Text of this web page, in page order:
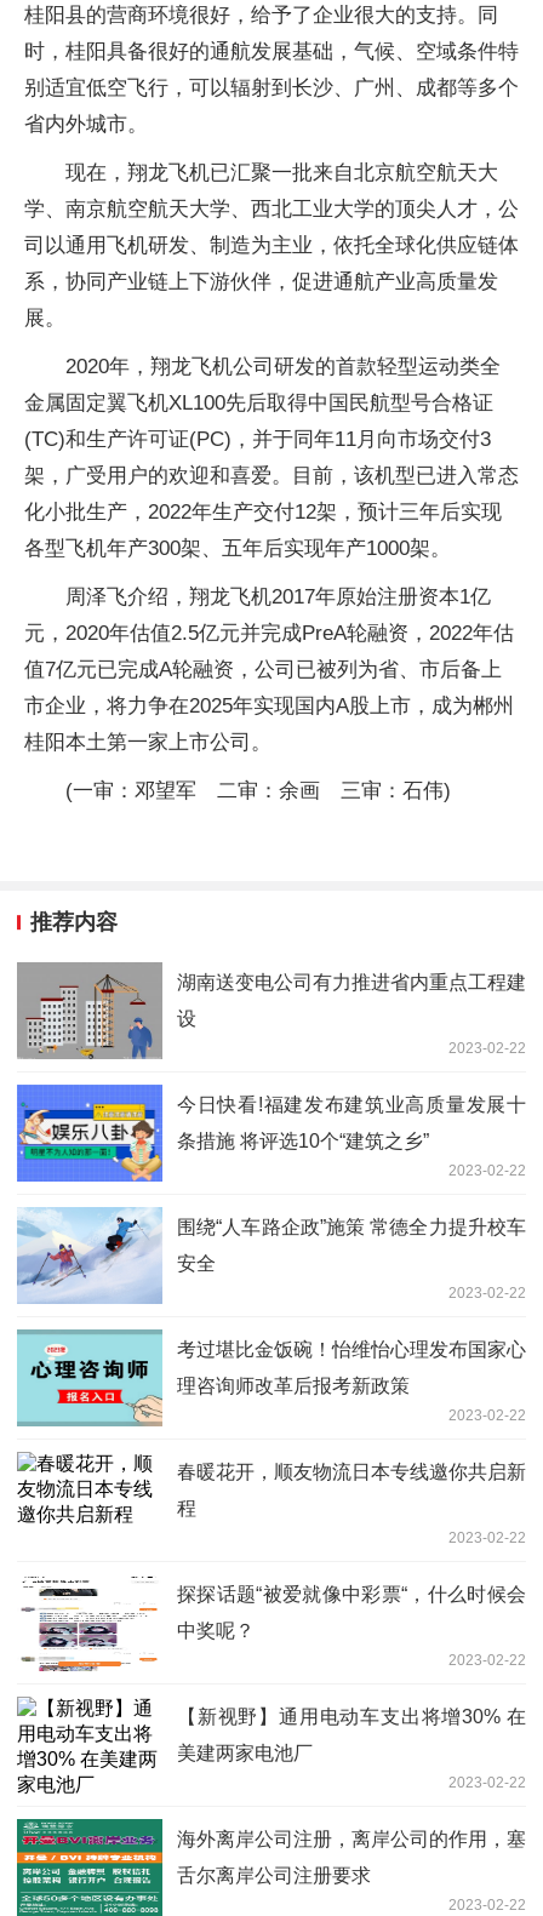
桂阳县的营商环境很好，给予了企业很大的支持。同
时，桂阳具备很好的通航发展基础，气候、空域条件特
别适宜低空飞行，可以辐射到长沙、广州、成都等多个
省内外城市。
现在，翔龙飞机已汇聚一批来自北京航空航天大
学、南京航空航天大学、西北工业大学的顶尖人才，公
司以通用飞机研发、制造为主业，依托全球化供应链体
系，协同产业链上下游伙伴，促进通航产业高质量发
展。
2020年，翔龙飞机公司研发的首款轻型运动类全
金属固定翼飞机XL100先后取得中国民航型号合格证
(TC)和生产许可证(PC)，并于同年11月向市场交付3
架，广受用户的欢迎和喜爱。目前，该机型已进入常态
化小批生产，2022年生产交付12架，预计三年后实现
各型飞机年产300架、五年后实现年产1000架。
周泽飞介绍，翔龙飞机2017年原始注册资本1亿
元，2020年估值2.5亿元并完成PreA轮融资，2022年估
值7亿元已完成A轮融资，公司已被列为省、市后备上
市企业，将力争在2025年实现国内A股上市，成为郴州
桂阳本土第一家上市公司。
(一审：邓望军 二审：余画 三审：石伟)
推荐内容
湖南送变电公司有力推进省内重点工程建
设
2023-02-22
今日快看!福建发布建筑业高质量发展十
条措施 将评选10个“建筑之乡”
2023-02-22
围绕“人车路企政”施策 常德全力提升校车
安全
2023-02-22
考过堪比金饭碗！怡维怡心理发布国家心
理咨询师改革后报考新政策
2023-02-22
春暖花开，顺友物流日本专线邀你共启新
程
2023-02-22
探探话题“被爱就像中彩票“，什么时候会
中奖呢？
2023-02-22
【新视野】通用电动车支出将增30% 在
美建两家电池厂
2023-02-22
海外离岸公司注册，离岸公司的作用，塞
舌尔离岸公司注册要求
2023-02-22